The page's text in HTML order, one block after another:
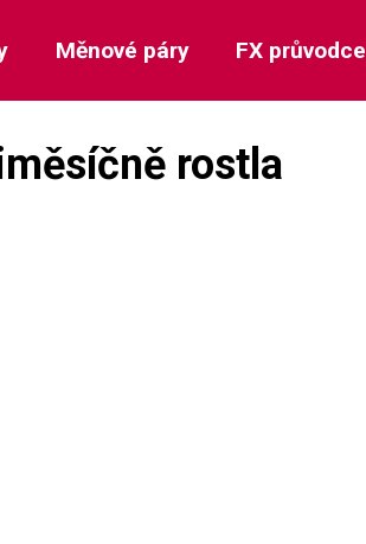
Měnové páry FX průvodce
rostla